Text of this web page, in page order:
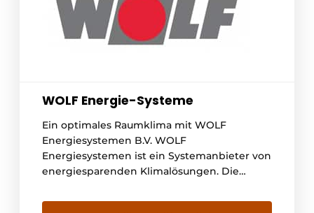
WOLF Energie-Systeme
Ein optimales Raumklima mit WOLF
Energiesystemen B.V. WOLF
Energiesystemen ist ein Systemanbieter von
energiesparenden Klimalösungen. Die
Lösungen in den Bereichen Luftbehandlung,